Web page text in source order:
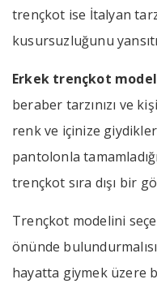
trençkot ise İtalyan
kusursuzluğunu
Erkek trençkot
beraber tarzınızı ve
renk ve içinize
pantolonla
trençkot sıra dışı bir
Trençkot modelini
önünde
hayatta giymek üzere